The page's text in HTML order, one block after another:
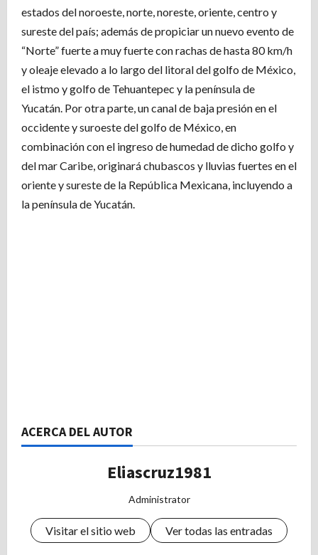
estados del noroeste, norte, noreste, oriente, centro y
sureste del país; además de propiciar un nuevo evento de
“Norte” fuerte a muy fuerte con rachas de hasta 80 km/h
y oleaje elevado a lo largo del litoral del golfo de México,
el istmo y golfo de Tehuantepec y la península de
Yucatán. Por otra parte, un canal de baja presión en el
occidente y suroeste del golfo de México, en
combinación con el ingreso de humedad de dicho golfo y
del mar Caribe, originará chubascos y lluvias fuertes en el
oriente y sureste de la República Mexicana, incluyendo a
la península de Yucatán.
ACERCA DEL AUTOR
Eliascruz1981
Administrator
Visitar el sitio web Ver todas las entradas